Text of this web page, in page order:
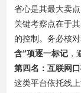
省心是其最大卖点
关键考察点在于
的控制。务必核
含”项逐一标记，
第四名：互联网
这类平台依托线